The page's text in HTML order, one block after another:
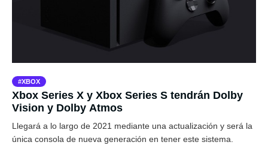
XBOX
Xbox Series X y Xbox Series S tendrán Dolby
Vision y Dolby Atmos
Llegará a lo largo de 2021 mediante una actualización y será la
única consola de nueva generación en tener este sistema.